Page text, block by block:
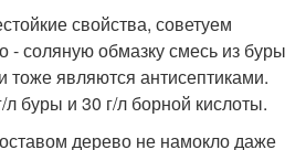
свойства, советуем
- соляную обмазку смесь из буры
тоже являются антисептиками.
буры и 30 г/л борной кислоты.
дерево не намокло даже